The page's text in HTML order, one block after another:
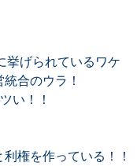
挙げられているワケ
合のウラ！
い！！
権を作っている！！